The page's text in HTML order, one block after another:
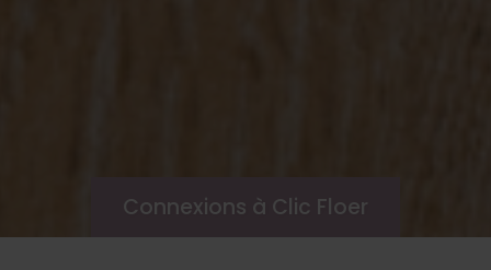
Connexions à Clic Floer